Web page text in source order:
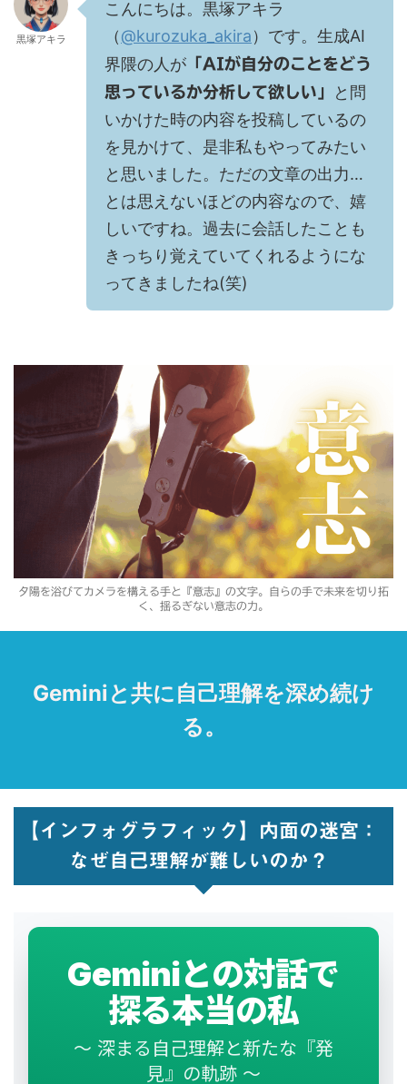
黒塚アキラ
こんにちは。黒塚アキラ
（@kurozuka_akira）です。生成AI
界隈の人が 「AIが自分のことをどう
思っているか分析して欲しい」
と問
いかけた時の内容を投稿しているの
を見かけて、是非私もやってみたい
と思いました。ただの文章の出力…
とは思えないほどの内容なので、嬉
しいですね。過去に会話したことも
きっちり覚えていてくれるようにな
ってきましたね(笑)
夕陽を浴びてカメラを構える手と『意志』の文字。自らの手で未来を切り拓
く、揺るぎない意志の力。
Geminiと共に自己理解を深め続け
る。
【インフォグラフィック】内面の迷宮：
なぜ自己理解が難しいのか？